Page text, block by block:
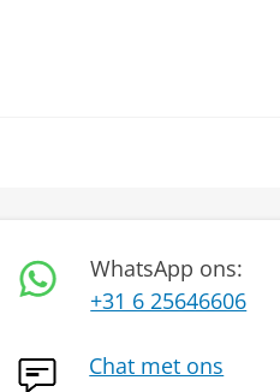
WhatsApp ons:
+31 6 25646606
Chat met ons